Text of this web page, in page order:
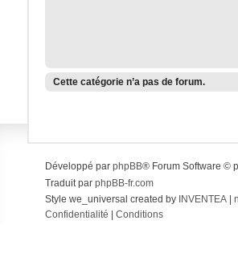
Cette catégorie n’a pas de forum.
Développé par phpBB® Forum Software ©
Traduit par phpBB-fr.com
Style we_universal created by INVENTEA|
Confidentialité
Conditions